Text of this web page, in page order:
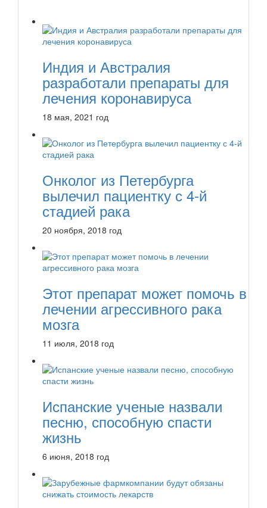
Индия и Австралия
разработали препараты для
лечения коронавируса
18 мая, 2021 год
Онколог из Петербурга
вылечил пациентку с 4-й
стадией рака
20 ноября, 2018 год
Этот препарат может помочь в
лечении агрессивного рака
мозга
11 июля, 2018 год
Испанские ученые назвали
песню, способную спасти
жизнь
6 июня, 2018 год